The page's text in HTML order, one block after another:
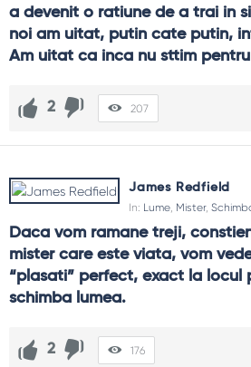
a devenit o ratiune de a trai in
noi am uitat, putin cate putin,
Am uitat ca inca nu sttim
2 207
James Redfield
In: Lume, Mister,
Daca vom ramane treji,
mister care este viata, vom
“plasati” perfect, exact la
schimba lumea.
2 176